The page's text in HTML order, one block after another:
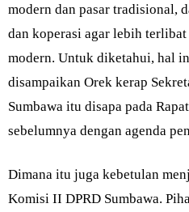
modern dan pasar tradisional,
dan koperasi agar lebih
modern. Untuk diketahui, hal
disampaikan Orek kerap
Sumbawa itu disapa pada
sebelumnya dengan agenda
Dimana itu juga kebetulan
Komisi II DPRD Sumbawa.